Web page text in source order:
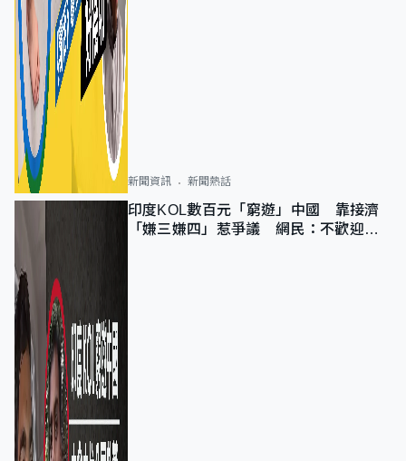
新聞資訊 新聞熱話
印度KOL數百元「窮遊」中國 靠接濟
「嫌三嫌四」惹爭議 網民：不歡迎劣